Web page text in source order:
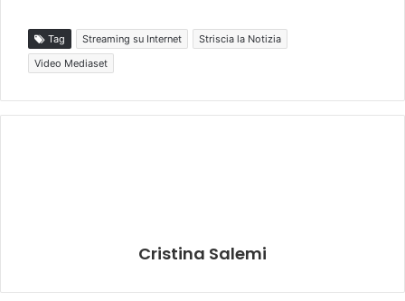
Tag Streaming su Internet
Striscia la Notizia
Video Mediaset
Cristina Salemi